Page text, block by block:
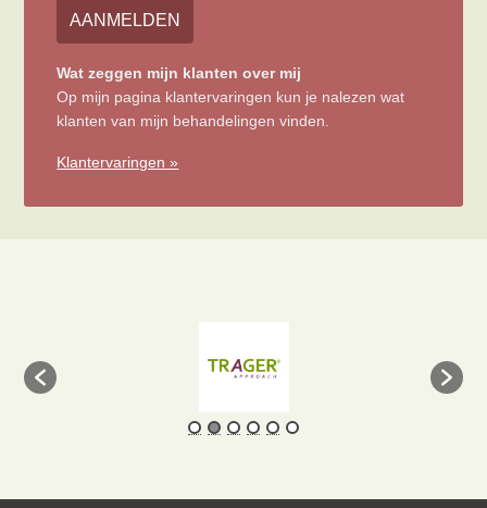
AANMELDEN
Wat zeggen mijn klanten over mij
Op mijn pagina klantervaringen kun je nalezen wat
klanten van mijn behandelingen vinden.
Klantervaringen »